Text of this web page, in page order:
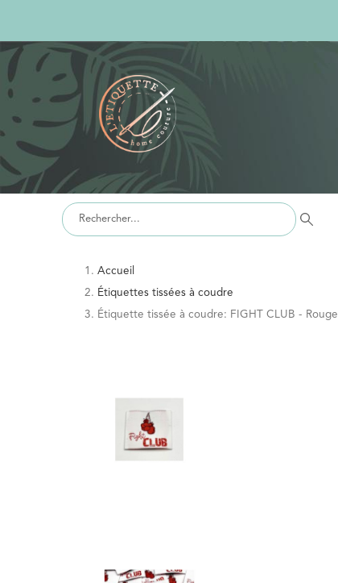
Accueil
Étiquettes tissées à coudre
Étiquette tissée à coudre: FIGHT CLUB - Rouge